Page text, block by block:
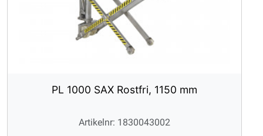
PL 1000 SAX Rostfri, 1150 mm
Artikelnr: 1830043002